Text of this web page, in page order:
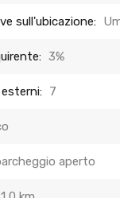
sull'ubicazione:
3%
7
aperto